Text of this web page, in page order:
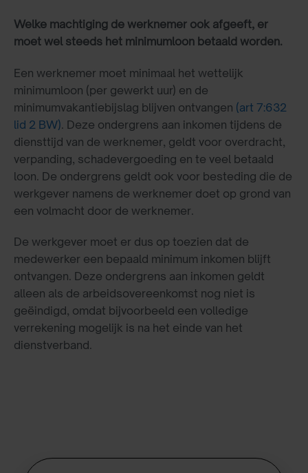
Welke machtiging de werknemer ook afgeeft, er
moet wel steeds het minimumloon betaald worden.
Een werknemer moet minimaal het wettelijk
minimumloon (per gewerkt uur) en de
minimumvakantiebijslag blijven ontvangen (art 7:632
lid 2 BW). Deze ondergrens aan inkomen tijdens de
diensttijd van de werknemer, geldt voor overdracht,
verpanding, schadevergoeding en te veel betaald
loon. De ondergrens geldt ook voor besteding die de
werkgever namens de werknemer doet op grond van
een volmacht door de werknemer.
De werkgever moet er dus op toezien dat de
medewerker een bepaald minimum inkomen blijft
ontvangen. Deze ondergrens aan inkomen geldt
alleen als de arbeidsovereenkomst nog niet is
geëindigd, omdat bijvoorbeeld een volledige
verrekening mogelijk is na het einde van het
dienstverband.